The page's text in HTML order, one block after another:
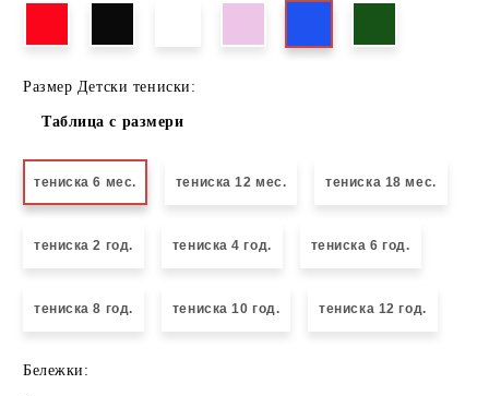
Размер Детски тениски:
Таблица с размери
тениска 6 мес. тениска 12 мес. тениска 18 мес.
тениска 2 год. тениска 4 год. тениска 6 год.
тениска 8 год. тениска 10 год. тениска 12 год.
Бележки: